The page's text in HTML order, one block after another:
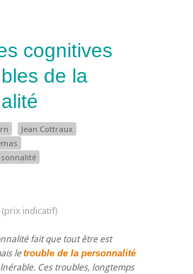
cognitives
de la
Jean Cottraux
fait que tout être est
letrouble de la personnalité
Ces troubles, longtemps